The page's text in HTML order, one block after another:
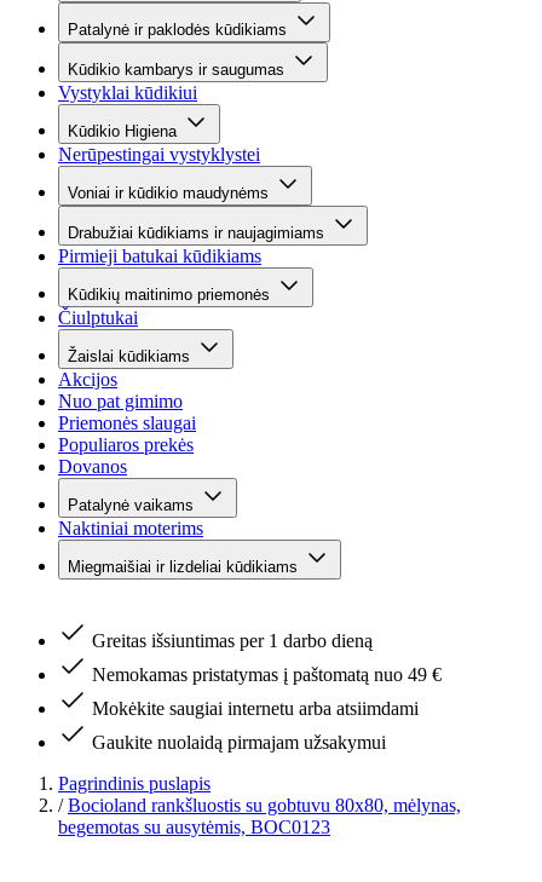
Patalynė ir paklodės kūdikiams
Kūdikio kambarys ir saugumas
Vystyklai kūdikiui
Kūdikio Higiena
Nerūpestingai vystyklystei
Voniai ir kūdikio maudynėms
Drabužiai kūdikiams ir naujagimiams
Pirmieji batukai kūdikiams
Kūdikių maitinimo priemonės
Čiulptukai
Žaislai kūdikiams
Akcijos
Nuo pat gimimo
Priemonės slaugai
Populiaros prekės
Dovanos
Patalynė vaikams
Naktiniai moterims
Miegmaišiai ir lizdeliai kūdikiams
Greitas išsiuntimas per 1 darbo dieną
Nemokamas pristatymas į paštomatą nuo 49 €
Mokėkite saugiai internetu arba atsiimdami
Gaukite nuolaidą pirmajam užsakymui
Pagrindinis puslapis
/ Bocioland rankšluostis su gobtuvu 80x80, mėlynas,
begemotas su ausytėmis, BOC0123